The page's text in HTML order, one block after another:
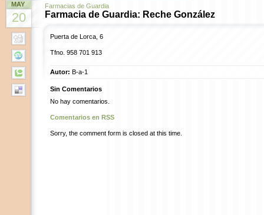
MAY
20
Farmacias de Guardia
Farmacia de Guardia: Reche González
Puerta de Lorca, 6
Tfno. 958 701 913
Autor: B-a-1
Sin Comentarios
No hay comentarios.
Comentarios en RSS
Sorry, the comment form is closed at this time.